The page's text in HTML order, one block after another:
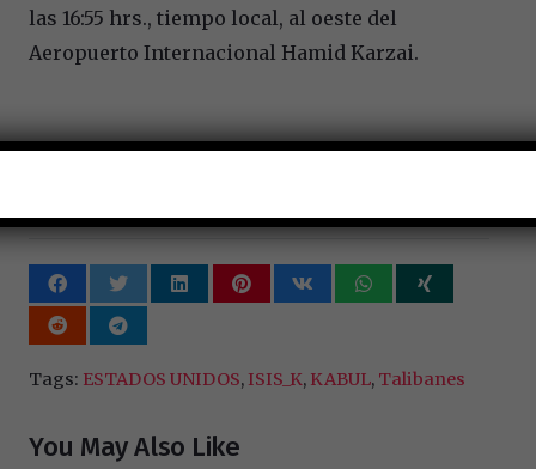
las 16:55 hrs., tiempo local, al oeste del
Aeropuerto Internacional Hamid Karzai.
Tags: ESTADOS UNIDOS, ISIS_K, KABUL, Talibanes
You May Also Like